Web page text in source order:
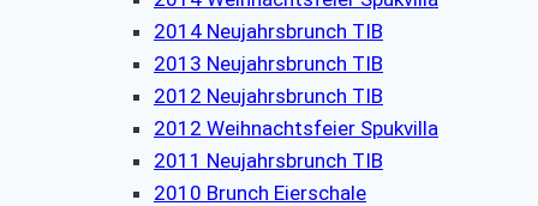
2014 Neujahrsbrunch TIB
2013 Neujahrsbrunch TIB
2012 Neujahrsbrunch TIB
2012 Weihnachtsfeier Spukvilla
2011 Neujahrsbrunch TIB
2010 Brunch Eierschale